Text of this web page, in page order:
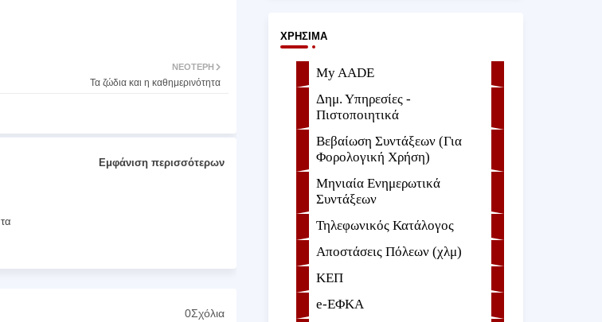
ΝΕΌΤΕΡΗ
Τα ζώδια και η καθημερινότητα
Εμφάνιση περισσότερων
0Σχόλια
ΧΡΉΣΙΜΑ
My AADE
Δημ. Υπηρεσίες -
Πιστοποιητικά
Βεβαίωση Συντάξεων (Για
Φορολογική Χρήση)
Μηνιαία Ενημερωτικά
Συντάξεων
Τηλεφωνικός Κατάλογος
Αποστάσεις Πόλεων (χλμ)
ΚΕΠ
e-ΕΦKA